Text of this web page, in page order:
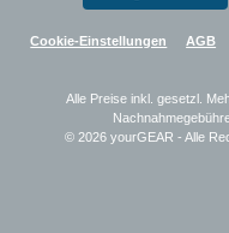
Cookie-Einstellungen AGB
Alle Preise inkl. gesetzl.
© 2026 yourGEAR - Alle